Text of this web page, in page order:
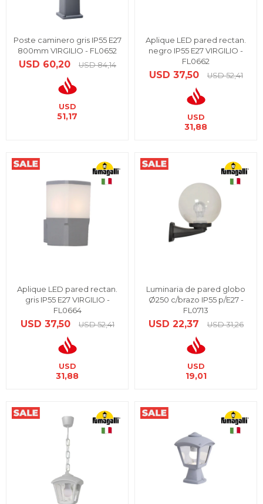
Poste caminero gris IP55 E27
800mm VIRGILIO - FL0652
USD 60,20 USD 84,14
USD
51,17
Aplique LED pared rectan.
negro IP55 E27 VIRGILIO -
FL0662
USD 37,50 USD 52,41
USD
31,88
Aplique LED pared rectan.
gris IP55 E27 VIRGILIO -
FL0664
USD 37,50 USD 52,41
USD
31,88
Luminaria de pared globo
Ø250 c/brazo IP55 p/E27 -
FL0713
USD 22,37 USD 31,26
USD
19,01